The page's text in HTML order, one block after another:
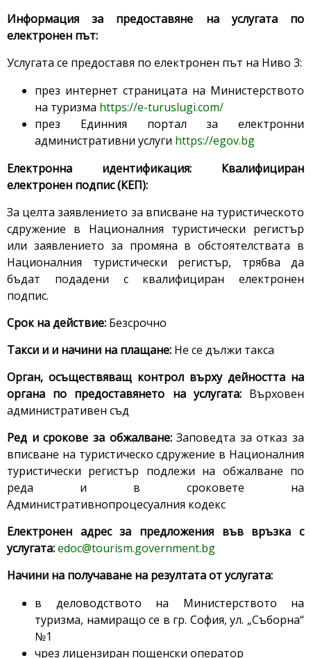
Информация за предоставяне на услугата по
електронен път:
Услугата се предоставя по електронен път на Ниво 3:
през интернет страницата на Министерството
на туризма https://e-turuslugi.com/
през Единния портал за електронни
административни услуги https://egov.bg
Електронна идентификация: Квалифициран
електронен подпис (КЕП):
За целта заявлението за вписване на туристическото
сдружение в Националния туристически регистър
или заявлението за промяна в обстоятелствата в
Националния туристически регистър, трябва да
бъдат подадени с квалифициран електронен
подпис.
Срок на действие: Безсрочно
Такси и и начини на плащане: Не се дължи такса
Орган, осъществяващ контрол върху дейността на
органа по предоставянето на услугата: Върховен
административен съд
Ред и срокове за обжалване:Заповедта за отказ за
вписване на туристическо сдружение в Националния
туристически регистър подлежи на обжалване по
реда и в сроковете на
Административнопроцесуалния кодекс
Електронен адрес за предложения във връзка с
услугата:edoc@tourism.government.bg
Начини на получаване на резултата от услугата:
в деловодството на Министерството на
туризма, намиращо се в гр. София, ул. „Съборна“
№1
чрез лицензиран пощенски оператор